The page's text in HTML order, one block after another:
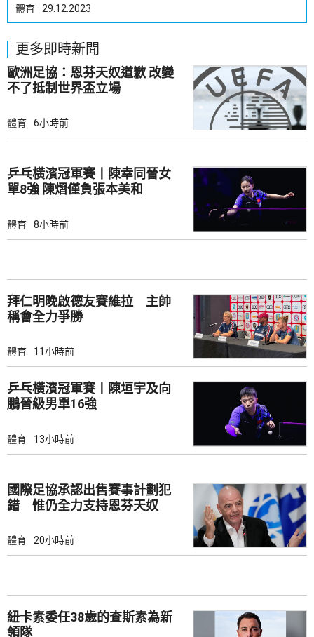
體育 29.12.2023
更多即時新聞
歐洲足協：恩芬天奴道歉 改變
不了抵制世界盃立場
體育 6小時前
乒乓橫濱冠軍賽丨陳幸同晉女
單8強 陳熠僅負張本美和
體育 8小時前
拜仁明晚啟德友賽維拉 主帥
稱會全力爭勝
體育 11小時前
乒乓橫濱冠軍賽丨陳垣宇及向
鵬晉級男單16強
體育 13小時前
國際足協承認出售賽事計劃犯
錯 惟仍全力支持恩芬天奴
體育 20小時前
紐卡素委任38歲的查斯素為新
領隊